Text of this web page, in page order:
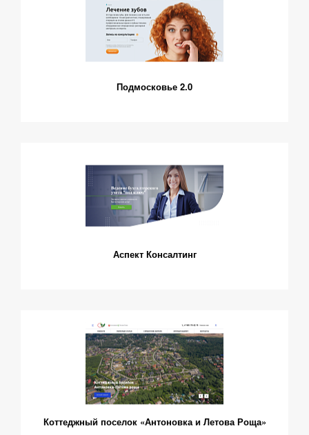
Подмосковье 2.0
Аспект Консалтинг
Коттеджный поселок «Антоновка и Летова Роща»